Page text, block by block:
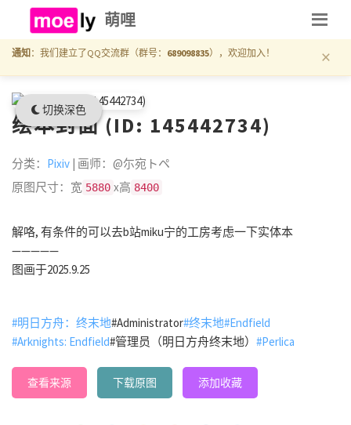
切换深色
萌哩
通知 ：我们建立了QQ交流群（群号： 689098835），欢迎加入！ ×
绘本封面 (ID: 145442734)
分类： Pixiv | 画师：@尓宛トペ
原图尺寸：宽 5880 x高 8400
解咯, 有条件的可以去b站miku宁的工房考虑一下实体本
—————
图画于2025.9.25
#明日方舟：终末地#Administrator#终末地#Endfield
#Arknights: Endfield#管理员（明日方舟终末地） #Perlica
查看来源 下载原图 添加收藏